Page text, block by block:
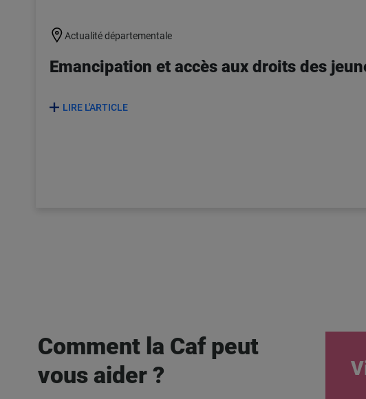
Actualité départementale
Emancipation et accès aux droits des
LIRE L'ARTICLE
Comment la Caf peut
vous aider ?